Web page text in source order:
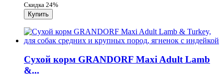
Скидка 24%
Сухой корм GRANDORF Maxi Adult Lamb
&...